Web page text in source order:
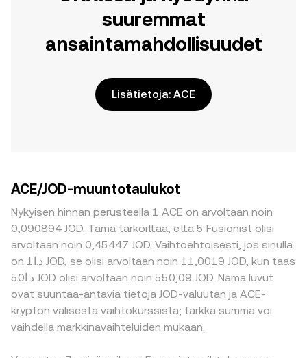
suuremmat
ansaintamahdollisuudet
Lisätietoja: ACE
ACE/JOD-muuntotaulukot
Nykyisen hinnan perusteella 1 ACE on arvoltaan noin
0,090894 JOD. Tämä tarkoittaa, että 5 Fusionist olisi
arvoltaan noin 0,45447 JOD. Vaihtoehtoisesti, jos sinulla
on د.ا1 JOD, se olisi arvoltaan noin 11,0019 JOD, kun taas
د.ا50 JOD olisi arvoltaan noin 550,09 JOD. Nämä luvut
ovat suuntaa-antavia tietoja JOD-valuutan ja ACE-
krypton välisestä vaihtokurssista; tarkka summa voi
vaihdella markkinavaihteluiden mukaan.